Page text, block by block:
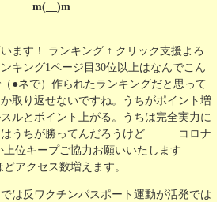
m(__)m
ます！ ランキング ↑ クリック支援よろ
キング1ページ目30位以上はなんでこん
●ネで）作られたランキングだと思って
取り返せないですね。うちがポイント増
ルとポイント上がる。うちは完全実力に
はうちが勝ってんだろうけど…… コロナ
位キープご協力お願いいたします
アクセス数増えます。
は反ワクチンパスポート運動が活発では